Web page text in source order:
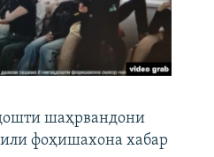
шаҳрвандони
фоҳишахона хабар